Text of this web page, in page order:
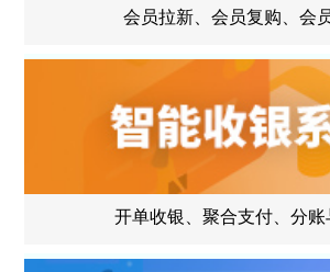
会员拉新、会员复购、会
开单收银、聚合支付、分账